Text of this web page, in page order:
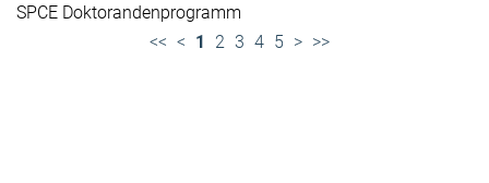
SPCE Doktorandenprogramm
<< < 1 2 3 4 5 > >>